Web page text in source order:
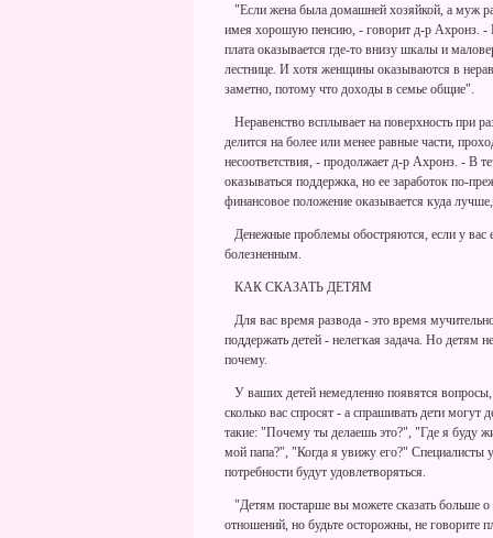
"Если жена была домашней хозяйкой, а муж
имея хорошую пенсию, - говорит д-р Ахронз. -
плата оказывается где-то внизу шкалы и
лестнице. И хотя женщины оказываются в
заметно, потому что доходы в семье общие".
Неравенство всплывает на поверхность при
делится на более или менее равные части,
несоответствия, - продолжает д-р Ахронз. - В
оказываться поддержка, но ее заработок по-
финансовое положение оказывается куда
Денежные проблемы обостряются, если у вас
болезненным.
КАК СКАЗАТЬ ДЕТЯМ
Для вас время развода - это время
поддержать детей - нелегкая задача. Но детям
почему.
У ваших детей немедленно появятся
сколько вас спросят - а спрашивать дети
такие: "Почему ты делаешь это?", "Где я буду
мой папа?", "Когда я увижу его?" Специалисты
потребности будут удовлетворяться.
"Детям постарше вы можете сказать больше о
отношений, но будьте осторожны, не говорите